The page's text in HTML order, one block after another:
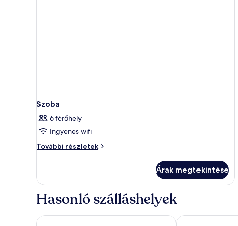
Szoba
6 férőhely
Ingyenes wifi
További részletek
Szoba
Árak megtekintése
Hasonló szálláshelyek
Bacolux Santis Conacul Ambient